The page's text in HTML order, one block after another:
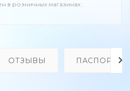
в розничных магазинах .
ОТЗЫВЫ ПАСПОРТ